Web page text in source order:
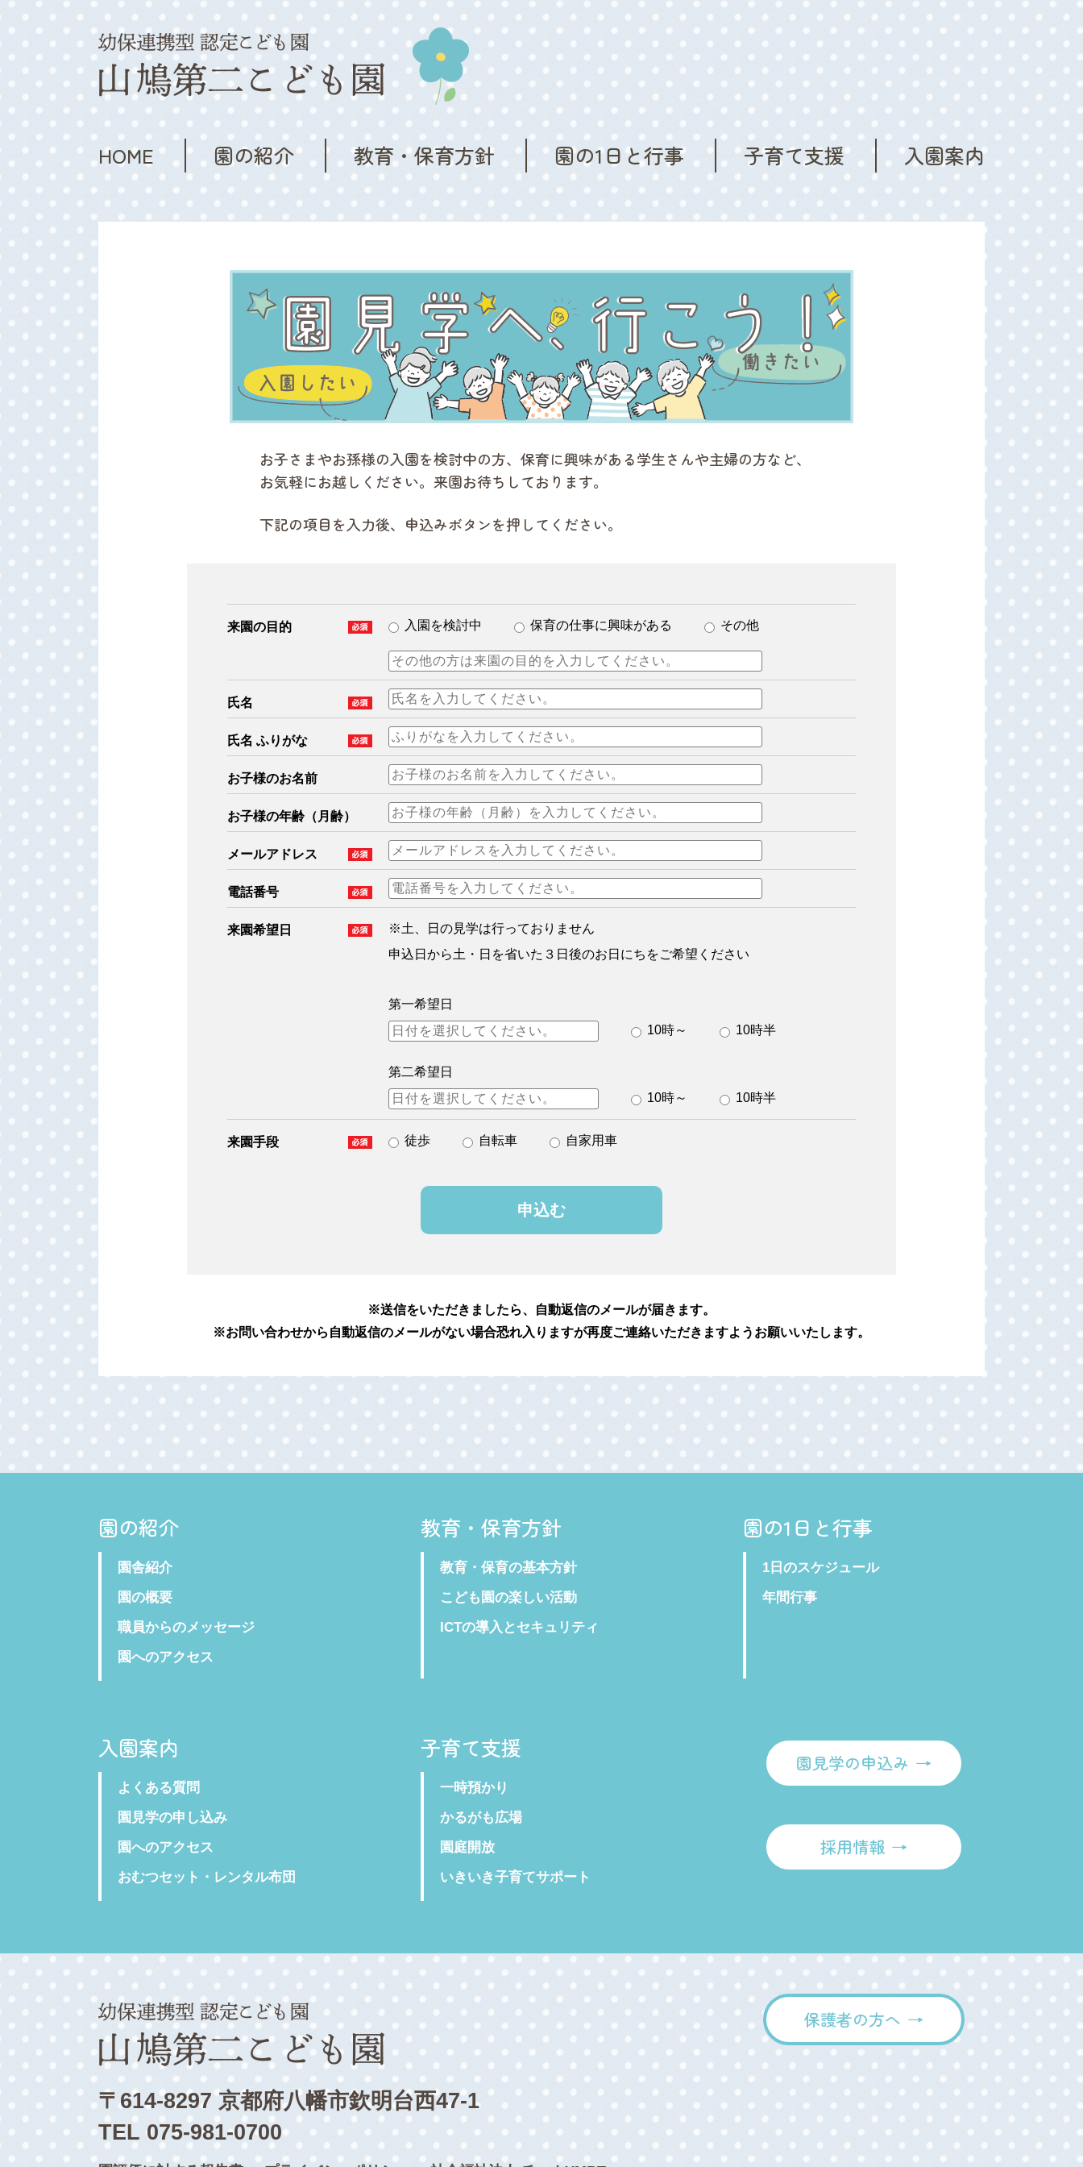
HOME 園の紹介 教育・保育方針 園の1日と行事 子育て支援 入園案内
お子さまやお孫様の入園を検討中の方、保育に興味がある学生さんや主婦の方など、
お気軽にお越しください。来園お待ちしております。
下記の項目を入力後、申込みボタンを押してください。
来園の目的 入園を検討中 保育の仕事に興味がある その他
氏名
氏名 ふりがな
お子様のお名前
お子様の年齢（月齢）
メールアドレス
電話番号
来園希望日
※土、日の見学は行っておりません
申込日から土・日を省いた３日後のお日にちをご希望ください
第一希望日
10時～
10時半
第二希望日
10時～
10時半
来園手段 徒歩 自転車 自家用車
送信をいただきましたら、自動返信のメールが届きます。
お問い合わせから自動返信のメールがない場合恐れ入りますが再度ご連絡いただきますようお願いいたします。
園の紹介
園舎紹介
園の概要
職員からのメッセージ
園へのアクセス
教育・保育方針
教育・保育の基本方針
こども園の楽しい活動
ICTの導入とセキュリティ
園の1日と行事
1日のスケジュール
年間行事
入園案内
よくある質問
園見学の申し込み
園へのアクセス
おむつセット・レンタル布団
子育て支援
一時預かり
かるがも広場
園庭開放
いきいき子育てサポート
園見学の申込み
採用情報
保護者の方へ
〒614-8297 京都府八幡市欽明台西47-1
TEL 075-981-0700